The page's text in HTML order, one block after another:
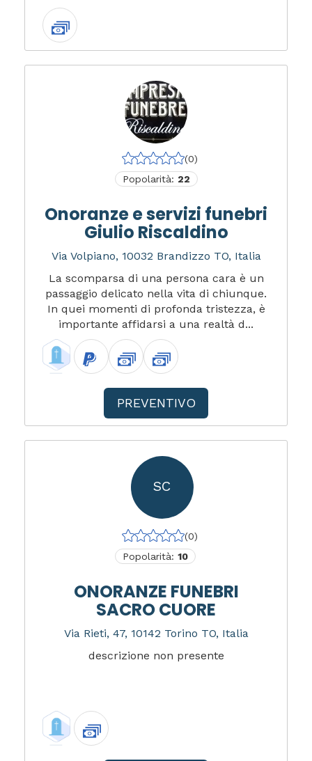
(0)
Popolarità: 22
Onoranze e servizi funebri
Giulio Riscaldino
Via Volpiano, 10032 Brandizzo TO, Italia
La scomparsa di una persona cara è un
passaggio delicato nella vita di chiunque.
In quei momenti di profonda tristezza, è
importante affidarsi a una realtà d...
PREVENTIVO
SC
(0)
Popolarità: 10
ONORANZE FUNEBRI
SACRO CUORE
Via Rieti, 47, 10142 Torino TO, Italia
descrizione non presente